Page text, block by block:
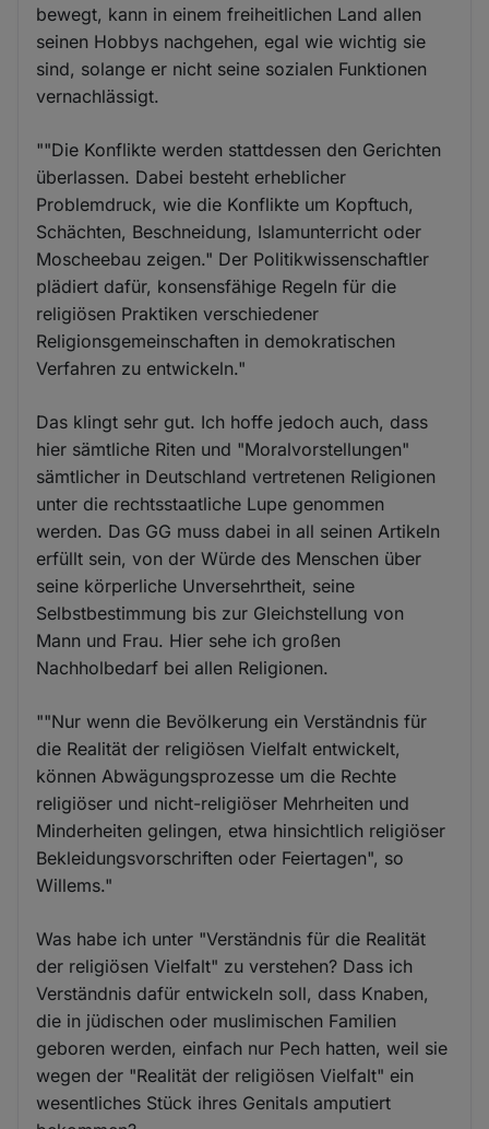
bewegt, kann in einem freiheitlichen Land allen
seinen Hobbys nachgehen, egal wie wichtig sie
sind, solange er nicht seine sozialen Funktionen
vernachlässigt.
""Die Konflikte werden stattdessen den Gerichten
überlassen. Dabei besteht erheblicher
Problemdruck, wie die Konflikte um Kopftuch,
Schächten, Beschneidung, Islamunterricht oder
Moscheebau zeigen." Der Politikwissenschaftler
plädiert dafür, konsensfähige Regeln für die
religiösen Praktiken verschiedener
Religionsgemeinschaften in demokratischen
Verfahren zu entwickeln."
Das klingt sehr gut. Ich hoffe jedoch auch, dass
hier sämtliche Riten und "Moralvorstellungen"
sämtlicher in Deutschland vertretenen Religionen
unter die rechtsstaatliche Lupe genommen
werden. Das GG muss dabei in all seinen Artikeln
erfüllt sein, von der Würde des Menschen über
seine körperliche Unversehrtheit, seine
Selbstbestimmung bis zur Gleichstellung von
Mann und Frau. Hier sehe ich großen
Nachholbedarf bei allen Religionen.
""Nur wenn die Bevölkerung ein Verständnis für
die Realität der religiösen Vielfalt entwickelt,
können Abwägungsprozesse um die Rechte
religiöser und nicht-religiöser Mehrheiten und
Minderheiten gelingen, etwa hinsichtlich religiöser
Bekleidungsvorschriften oder Feiertagen", so
Willems."
Was habe ich unter "Verständnis für die Realität
der religiösen Vielfalt" zu verstehen? Dass ich
Verständnis dafür entwickeln soll, dass Knaben,
die in jüdischen oder muslimischen Familien
geboren werden, einfach nur Pech hatten, weil sie
wegen der "Realität der religiösen Vielfalt" ein
wesentliches Stück ihres Genitals amputiert